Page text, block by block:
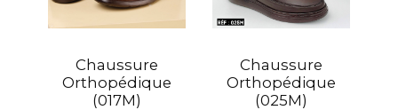
Chaussure
Orthopédique
(017M)
Chaussure
Orthopédique
(025M)